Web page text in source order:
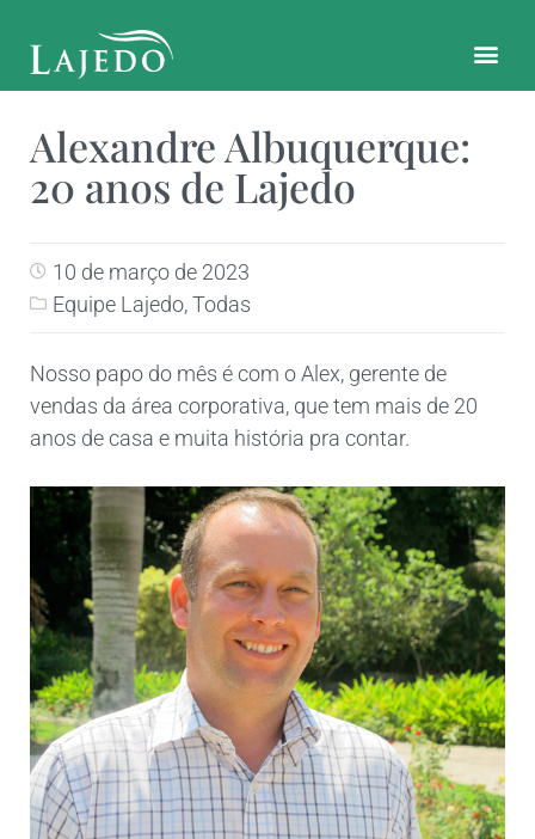
Alexandre Albuquerque:
20 anos de Lajedo
10 de março de 2023
Equipe Lajedo,Todas
Nosso papo do mês é com o Alex, gerente de
vendas da área corporativa, que tem mais de 20
anos de casa e muita história pra contar.